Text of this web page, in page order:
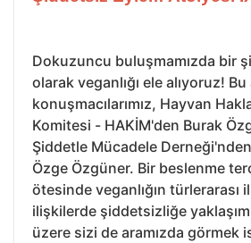
Dokuzuncu buluşmamızda bir
olarak veganlığı ele alıyoruz! Bu
konuşmacılarımız, Hayvan
Komitesi - HAKİM'den Burak
Şiddetle Mücadele
Özge Özgüner. Bir beslenme
ötesinde veganlığın türlerarası
ilişkilerde şiddetsizliğe
üzere sizi de aramızda görmek